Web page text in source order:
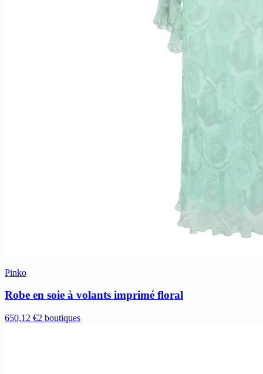
Pinko
Robe en soie à volants imprimé floral
650,12 €2 boutiques